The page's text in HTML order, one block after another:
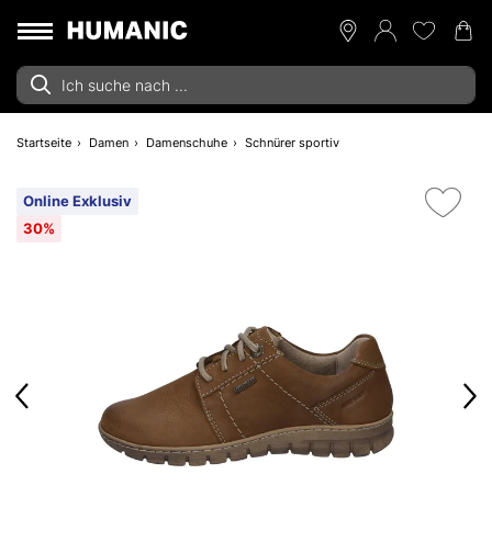
Startseite Damen Damenschuhe Schnürer sportiv
Online Exklusiv
30%